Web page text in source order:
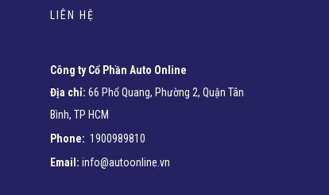
LIÊN HỆ
Công ty Cổ Phần Auto Online
Địa chỉ: 66 Phổ Quang, Phường 2, Quận Tân
Bình, TP HCM
Phone: 1900989810
Email: info@autoonline.vn